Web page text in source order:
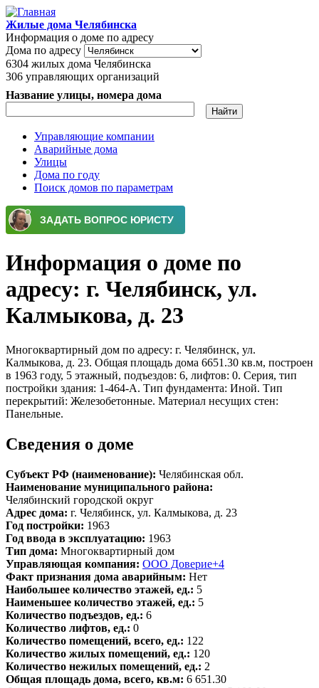
Перейти к основному содержанию
Жилые дома Челябинска
Информация о доме по адресу
Дома по адресу
6304 жилых дома Челябинска
306 управляющих организаций
Название улицы, номера дома
Главное меню
Управляющие компании
Аварийные дома
Улицы
Дома по году
Поиск домов по параметрам
Информация о доме по
адресу: г. Челябинск, ул.
Калмыкова, д. 23
Многоквартирный дом по адресу: г. Челябинск, ул.
Калмыкова, д. 23. Общая площадь дома 6651.30 кв.м, построен
в 1963 году, 5 этажный, подъездов: 6, лифтов: 0. Серия, тип
постройки здания: 1-464-А. Тип фундамента: Иной. Тип
перекрытий: Железобетонные. Материал несущих стен:
Панельные.
Сведения о доме
Субъект РФ (наименование): Челябинская обл.
Наименование муниципального района:
Челябинский городской округ
Адрес дома: г. Челябинск, ул. Калмыкова, д. 23
Год постройки: 1963
Год ввода в эксплуатацию: 1963
Тип дома: Многоквартирный дом
Управляющая компания: ООО Доверие+4
Факт признания дома аварийным: Нет
Наибольшее количество этажей, ед.: 5
Наименьшее количество этажей, ед.: 5
Количество подъездов, ед.: 6
Количество лифтов, ед.: 0
Количество помещений, всего, ед.: 122
Количество жилых помещений, ед.: 120
Количество нежилых помещений, ед.: 2
Общая площадь дома, всего, кв.м: 6 651.30